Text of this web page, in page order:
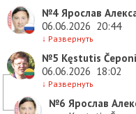
№4 Ярослав
06.06.2026 20:44
↓ Развернуть
№5 Kęstutis
06.06.2026 18:02
↓ Развернуть
№6 Ярослав